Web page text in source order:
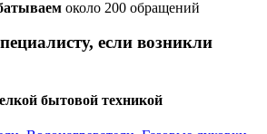
около 200 обращений
если возникли
бытовой техникой